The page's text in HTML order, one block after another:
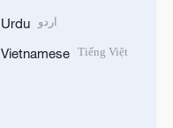
Urdu اردو
Vietnamese Tiếng Việt